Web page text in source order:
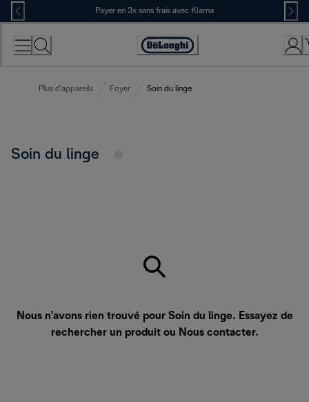
Skip
to
Content
Payer en 3x sans frais avec Klarna
Déclaration
Plus d'appareils Foyer Soin du linge
Soin du linge
Nous n’avons rien trouvé pour Soin du linge. Essayez de
rechercher un produit ou Nous contacter.